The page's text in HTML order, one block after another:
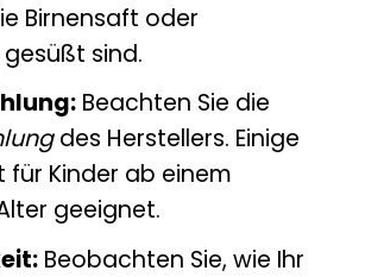
Birnensaft oder
sind.
Beachten Sie die
des Herstellers. Einige
für Kinder ab einem
geeignet.
Beobachten Sie, wie Ihr